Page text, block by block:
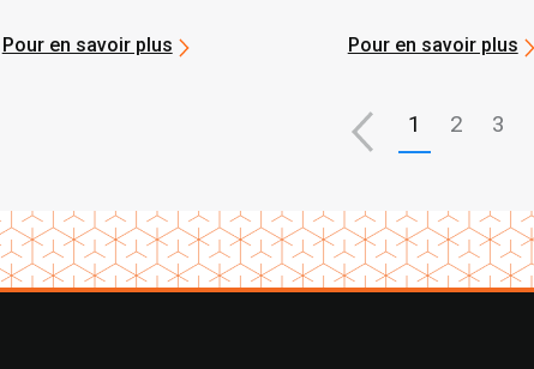
pour le partenariat
Pour en savoir plus Pour en savoir plus
1 2 3